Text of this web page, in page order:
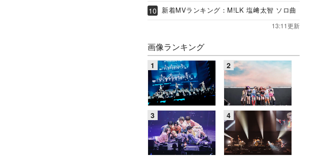
新着MVランキング：M!LK 塩﨑太智 ソロ曲
13:11更新
画像ランキング